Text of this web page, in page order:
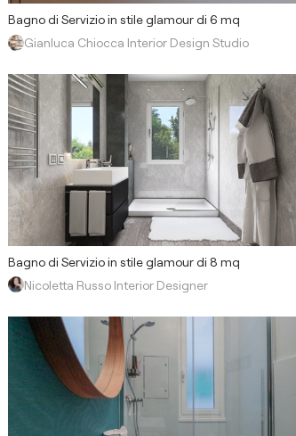
Bagno di Servizio in stile glamour di 6 mq
Gianluca Chiocca Interior Design Studio
Bagno di Servizio in stile glamour di 8 mq
Nicoletta Russo Interior Designer